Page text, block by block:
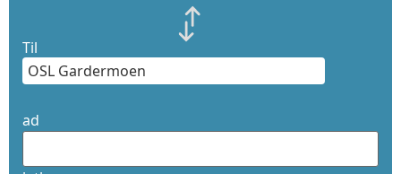
Til
ad